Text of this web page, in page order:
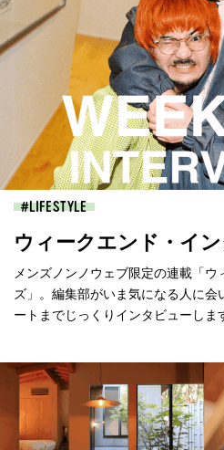
LIFESTYLE
ウィークエンド・イ
メンズノンノウェブ限定の連載「
ズ」。編集部がいま気になる人に
ートまでじっくりインタビューしま